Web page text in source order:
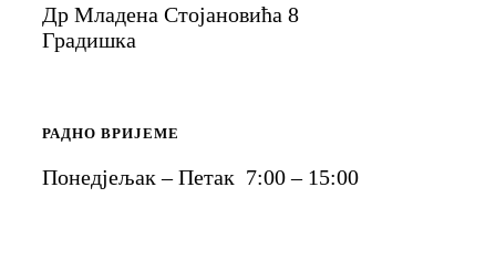
Др Младена Стојановића 8
Градишка
РАДНО ВРИЈЕМЕ
Понедјељак – Петак 7:00 – 15:00